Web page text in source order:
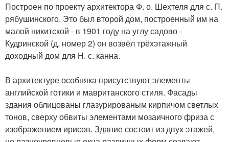
Построен по проекту архитектора Ф. о. Шехтеля для с. П.
рябушинского. Это был второй дом, построенный им на
малой никитской - в 1901 году на углу садово -
Кудринской (д. номер 2) он возвёл трёхэтажный
доходный дом для Н. с. канна.
В архитектуре особняка присутствуют элементы
английской готики и мавританского стиля. Фасады
здания облицованы глазурированым кирпичом светлых
тонов, сверху обвиты элементами мозаичного фриза с
изображением ирисов. Здание состоит из двух этажей,